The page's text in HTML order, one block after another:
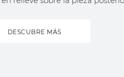
DESCUBRE MÁS